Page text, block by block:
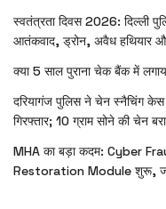
स्वतंत्रता दिवस 2026: दिल्ली
आतंकवाद, ड्रोन, अवैध हथियार
क्या 5 साल पुराना चेक बैंक में
दरियागंज पुलिस ने चेन स्नैचिंग केस
गिरफ्तार; 10 ग्राम सोने की चेन
MHA का बड़ा कदम: Cyber
Restoration Module शुरू,